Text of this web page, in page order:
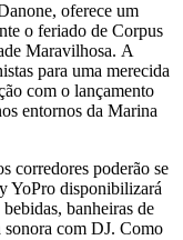
oferece um
o feriado de Corpus
Maravilhosa. A
para uma merecida
com o lançamento
entornos da Marina
corredores poderão se
YoPro disponibilizará
banheiras de
sonora com DJ. Como